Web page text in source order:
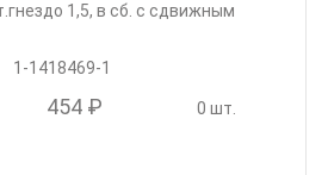
1,5, в сб. с сдвижным
1-1418469-1
454 ₽ 0 шт.